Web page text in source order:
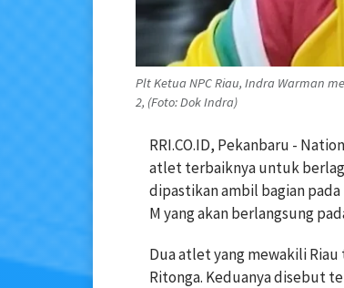
Plt Ketua NPC Riau, Indra Warman
2, (Foto: Dok Indra)
RRI.CO.ID, Pekanbaru -
atlet terbaiknya untuk
dipastikan ambil bagian pada
M yang akan berlangsung
Dua atlet yang mewakili
Ritonga. Keduanya disebut